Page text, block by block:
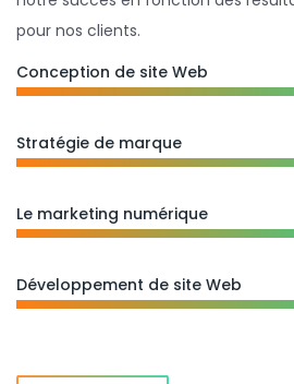
pour nos clients.
Conception de site Web
Stratégie de marque
Le marketing numérique
Développement de site Web